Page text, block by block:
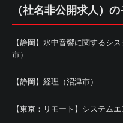
（社名非公開求人）
【静岡】水中音響に関するシ
市）
【静岡】経理（沼津市）
【東京：リモート】システム